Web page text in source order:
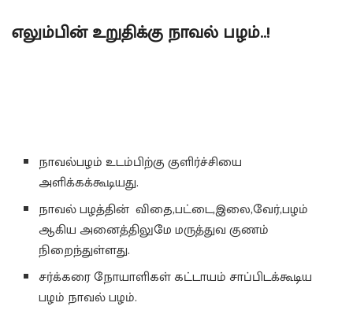
எலும்பின் உறுதிக்கு நாவல் பழம்..!
நாவல்பழம் உடம்பிற்கு குளிர்ச்சியை
அளிக்கக்கூடியது.
நாவல் பழத்தின் விதை,பட்டை,இலை,வேர்,பழம்
ஆகிய அனைத்திலுமே மருத்துவ குணம்
நிறைந்துள்ளது.
சர்க்கரை நோயாளிகள் கட்டாயம் சாப்பிடக்கூடிய
பழம் நாவல் பழம்.